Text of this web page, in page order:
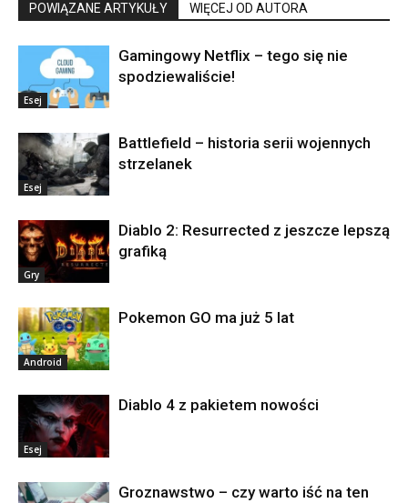
POWIĄZANE ARTYKUŁY WIĘCEJ OD AUTORA
Esej
Gamingowy Netflix – tego się nie
spodziewaliście!
Esej
Battlefield – historia serii wojennych
strzelanek
Gry
Diablo 2: Resurrected z jeszcze lepszą
grafiką
Android
Pokemon GO ma już 5 lat
Esej
Diablo 4 z pakietem nowości
Groznawstwo – czy warto iść na ten